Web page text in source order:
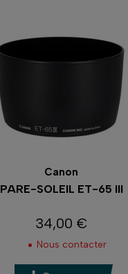
Canon
PARE-SOLEIL ET-65 III
Prix
34,00 €
Nous contacter